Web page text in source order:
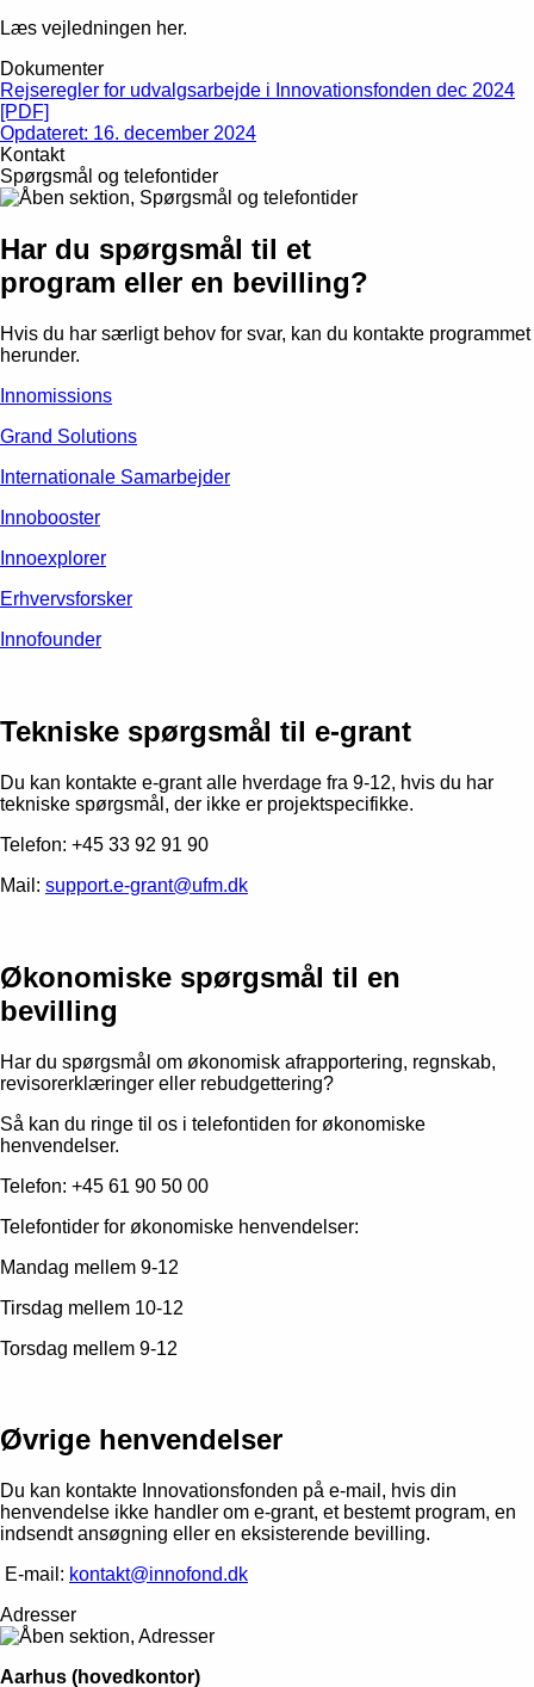
Læs vejledningen her.
Dokumenter
Rejseregler for udvalgsarbejde i Innovationsfonden dec 2024
[PDF]
Opdateret: 16. december 2024
Kontakt
Spørgsmål og telefontider
Har du spørgsmål til et
program eller en bevilling?
Hvis du har særligt behov for svar, kan du kontakte programmet
herunder.
Innomissions
Grand Solutions
Internationale Samarbejder
Innobooster
Innoexplorer
Erhvervsforsker
Innofounder
Tekniske spørgsmål til e-grant
Du kan kontakte e-grant alle hverdage fra 9-12, hvis du har
tekniske spørgsmål, der ikke er projektspecifikke.
Telefon: +45 33 92 91 90
Mail: support.e-grant@ufm.dk
Økonomiske spørgsmål til en
bevilling
Har du spørgsmål om økonomisk afrapportering, regnskab,
revisorerklæringer eller rebudgettering?
Så kan du ringe til os i telefontiden for økonomiske
henvendelser.
Telefon: +45 61 90 50 00
Telefontider for økonomiske henvendelser:
Mandag mellem 9-12
Tirsdag mellem 10-12
Torsdag mellem 9-12
Øvrige henvendelser
Du kan kontakte Innovationsfonden på e-mail, hvis din
henvendelse ikke handler om e-grant, et bestemt program, en
indsendt ansøgning eller en eksisterende bevilling.
E-mail: kontakt@innofond.dk
Adresser
Aarhus (hovedkontor)